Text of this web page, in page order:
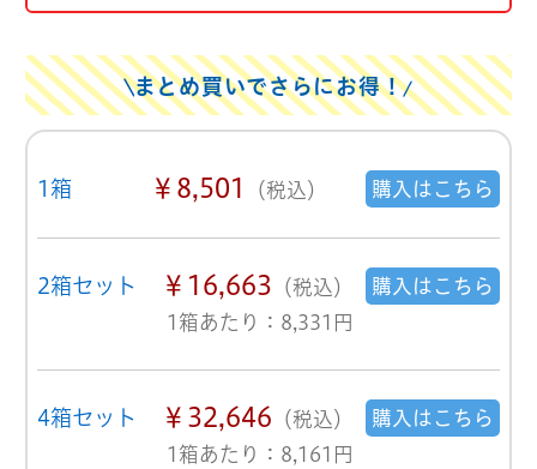
まとめ買いでさらにお得！
1箱 ￥8,501 （税込） 購入はこちら
2箱セット ￥16,663 （税込）
1箱あたり：8,331円
購入はこちら
4箱セット ￥32,646 （税込）
1箱あたり：8,161円
購入はこちら